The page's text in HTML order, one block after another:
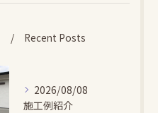
Recent Posts
2026/08/08
施工例紹介